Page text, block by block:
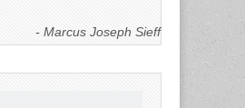
- Marcus Joseph Sieff